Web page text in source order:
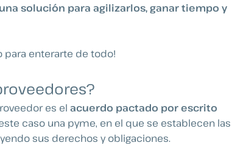
solución para agilizarlos, ganar tiempo y
para enterarte de todo!
es el acuerdo pactado por escrito
caso una pyme, en el que se establecen las
sus derechos y obligaciones.